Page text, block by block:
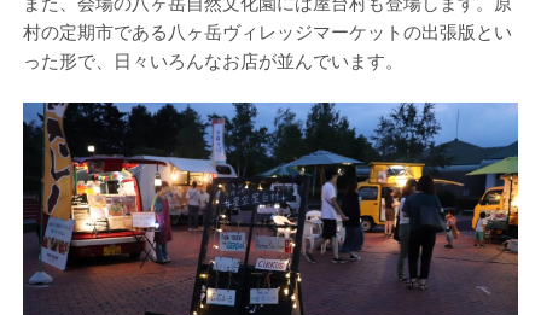
村の定期市である八ヶ岳ヴィレッジマーケットの出張版とい
った形で、日々いろんなお店が並んでいます。